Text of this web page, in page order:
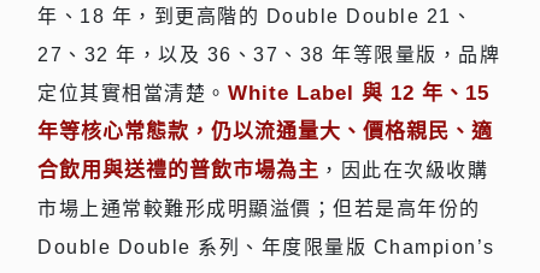
年、18 年，到更高階的 Double Double 21、
27、32 年，以及 36、37、38 年等限量版，品牌
定位其實相當清楚。 White Label 與 12 年、15
年等核心常態款，仍以流通量大、價格親民、適
合飲用與送禮的普飲市場為主 ，因此在次級收購
市場上通常較難形成明顯溢價；但若是高年份的
Double Double 系列、年度限量版 Champion’s